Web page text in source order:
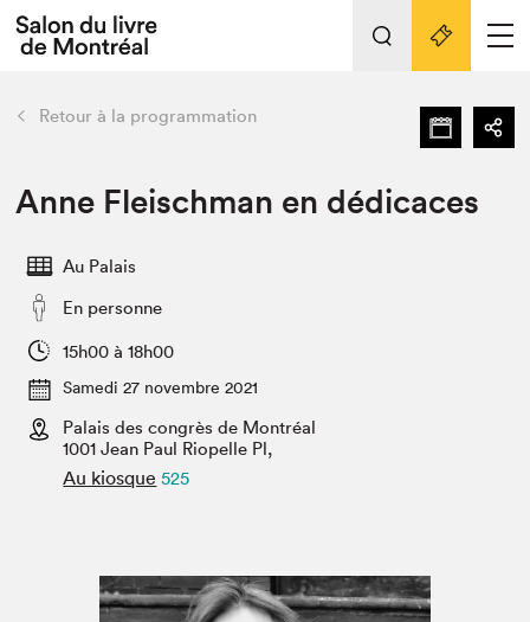
Espace médias
Espace exposant⋅e⋅s
Espace pro
Tout sur l'édition 2022
Actualités
Vidéos et Balados
Club de lecture Braindate
retour Nos activités
Édition 2022
Planifier sa visite
Projets partenaires 2022
Archives
Liens pratiques
Retour à la programmation
Anne Fleischman en dédicaces
Au Palais
En personne
15h00 à 18h00
Samedi 27 novembre 2021
Palais des congrès de Montréal
1001 Jean Paul Riopelle Pl,
Au kiosque 525